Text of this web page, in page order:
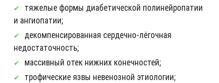
тяжелые формы диабетической полинейропатии
и ангиопатии;
декомпенсированная сердечно-лёгочная
недостаточность;
массивный отек нижних конечностей;
трофические язвы невенозной этиологии;